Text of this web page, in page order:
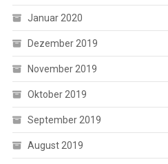
Januar 2020
Dezember 2019
November 2019
Oktober 2019
September 2019
August 2019